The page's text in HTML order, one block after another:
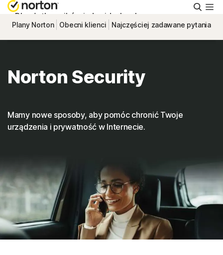
Dla użytkowników indywidualnych
Pomoc techniczna
Wypróbuj
Zaloguj się
Plany Norton Obecni klienci Najczęściej zadawane pytania
Norton Security
Mamy nowe sposoby, aby pomóc chronić Twoje
urządzenia i prywatność w Internecie.